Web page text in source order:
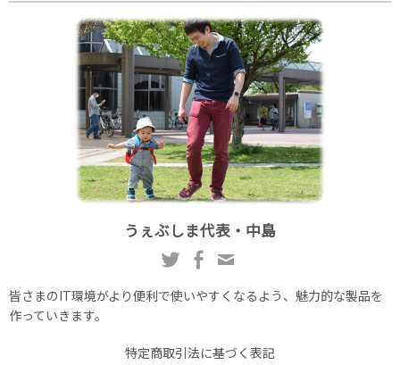
うぇぶしま代表・中島
皆さまのIT環境がより便利で使いやすくなるよう、魅力的な製品を
作っていきます。
特定商取引法に基づく表記